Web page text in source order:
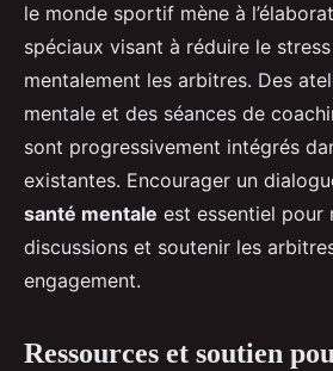
le monde sportif mène à
spéciaux visant à réduire le
mentalement les arbitres. Des
mentale et des séances de
sont progressivement intégrés
existantes. Encourager un
santé mentale est essentiel pour
discussions et soutenir les
engagement.
Ressources et soutien